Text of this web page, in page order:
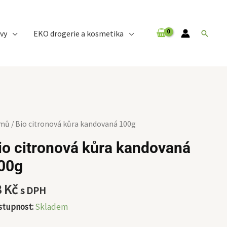
EKO drogerie a kosmetika Hledat
/ Bio citronová kůra kandovaná 100g
citronová kůra kandovaná
Kčs DPH
Skladem